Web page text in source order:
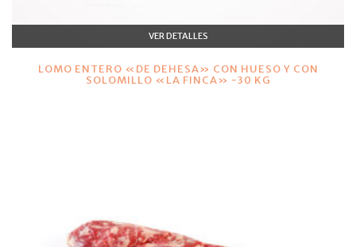
VER DETALLES
LOMO ENTERO «DE DEHESA» CON HUESO Y CON
SOLOMILLO «LA FINCA» -30 KG